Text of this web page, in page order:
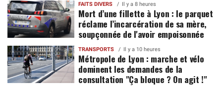
FAITS DIVERS Il y a 8 heures
Mort d’une fillette à Lyon : le parquet
réclame l’incarcération de sa mère,
soupçonnée de l'avoir empoisonnée
TRANSPORTS Il y a 10 heures
Métropole de Lyon : marche et vélo
dominent les demandes de la
consultation "Ça bloque ? On agit !"